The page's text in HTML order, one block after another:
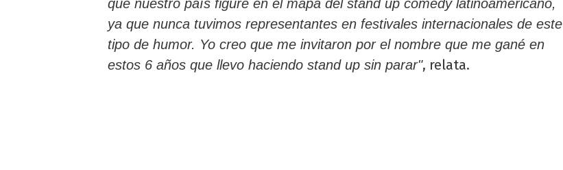
que nuestro país figure en el mapa del stand up comedy latinoamericano,
ya que nunca tuvimos representantes en festivales internacionales de este
tipo de humor. Yo creo que me invitaron por el nombre que me gané en
estos 6 años que llevo haciendo stand up sin parar", relata.